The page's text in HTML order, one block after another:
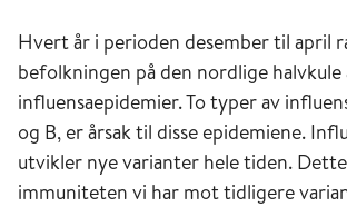
Hvert år i perioden desember til april
befolkningen på den nordlige halvkule
influensaepidemier. To typer av
og B, er årsak til disse epidemiene.
utvikler nye varianter hele tiden.
immuniteten vi har mot tidligere